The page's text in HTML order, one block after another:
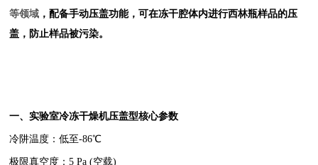
等领域 ，配备手动压盖功能，可在冻干腔体内进行西林瓶样品的压
盖，防止样品被污染。
一、实验室冷冻干燥机压盖型核心参数
冷阱温度：低至-86℃
极限真空度：5 Pa (空载)